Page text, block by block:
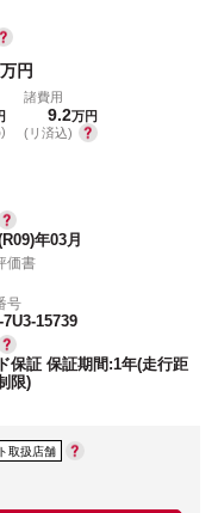
万円
諸費用
9.2万円
(リ済込)
年03月
価書
号
7U3-15739
保証 保証期間:1年(走行距
限)
取扱店舗